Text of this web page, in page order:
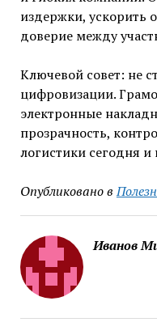
издержки, ускорить
доверие между
Ключевой совет: не
цифровизации.
электронные
прозрачность,
логистики сегодня и
Опубликовано в
Иванов